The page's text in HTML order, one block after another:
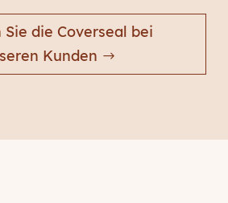
Sie die Coverseal bei
Kunden